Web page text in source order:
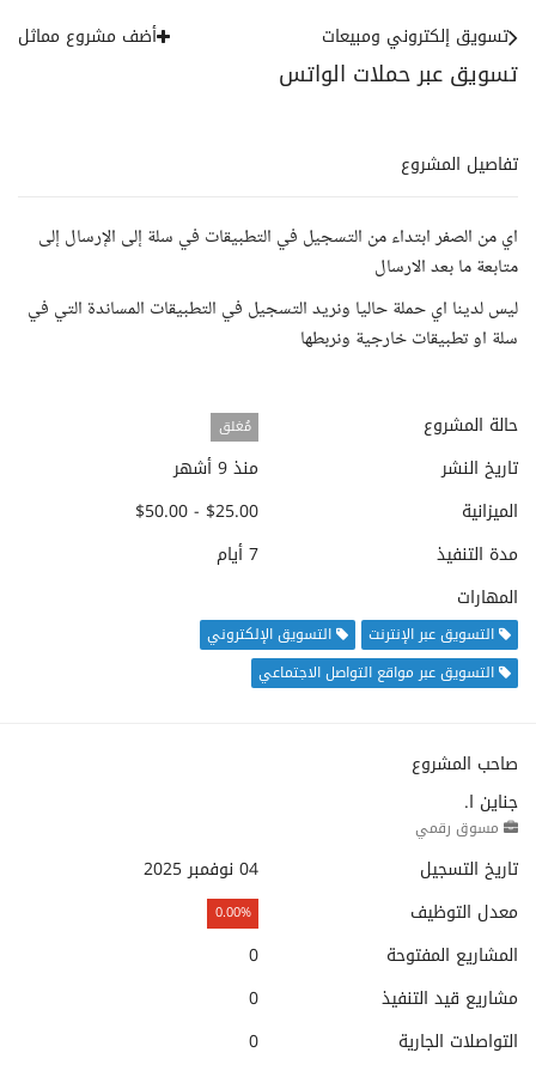
تسويق عبر حملات الواتس
تسويق إلكتروني ومبيعات أضف مشروع مماثل
تفاصيل المشروع
اي من الصفر ابتداء من التسجيل في التطبيقات في سلة إلى الإرسال إلى
متابعة ما بعد الارسال
ليس لدينا اي حملة حاليا ونريد التسجيل في التطبيقات المساندة التي في
سلة او تطبيقات خارجية ونربطها
حالة المشروع مُغلق
تاريخ النشر
منذ 9 أشهر
الميزانية
$25.00 - $50.00
مدة التنفيذ
7 أيام
المهارات
التسويق عبر الإنترنت
التسويق الإلكتروني
التسويق عبر مواقع التواصل الاجتماعي
صاحب المشروع
جناين ا.
مسوق رقمي
تاريخ التسجيل
04 نوفمبر 2025
معدل التوظيف
0.00%
المشاريع المفتوحة
0
مشاريع قيد التنفيذ
0
التواصلات الجارية
0